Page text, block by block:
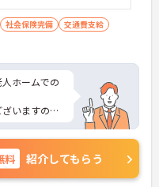
社会保険完備
交通費支給
ホームでの
いますの
ださい。
料 紹介してもらう